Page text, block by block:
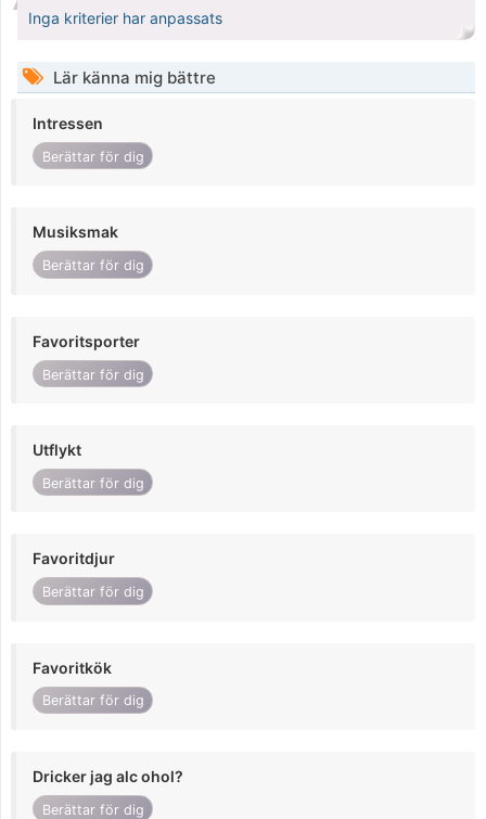
Inga kriterier har anpassats
Lär känna mig bättre
Intressen
Berättar för dig
Musiksmak
Berättar för dig
Favoritsporter
Berättar för dig
Utflykt
Berättar för dig
Favoritdjur
Berättar för dig
Favoritkök
Berättar för dig
Dricker jag alc ohol?
Berättar för dig